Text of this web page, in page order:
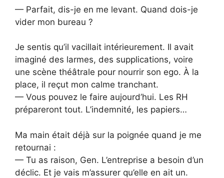
— Parfait, dis-je en me levant. Quand dois-je
vider mon bureau ?
Je sentis qu’il vacillait intérieurement. Il avait
imaginé des larmes, des supplications, voire
une scène théâtrale pour nourrir son ego. À la
place, il reçut mon calme tranchant.
— Vous pouvez le faire aujourd’hui. Les RH
prépareront tout. L’indemnité, les papiers…
Ma main était déjà sur la poignée quand je me
retournai :
— Tu as raison, Gen. L’entreprise a besoin d’un
déclic. Et je vais m’assurer qu’elle en ait un.